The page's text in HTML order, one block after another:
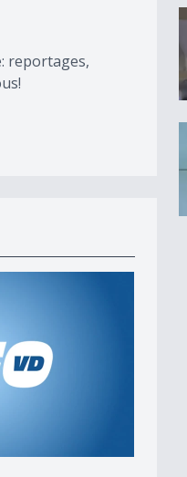
reportages,